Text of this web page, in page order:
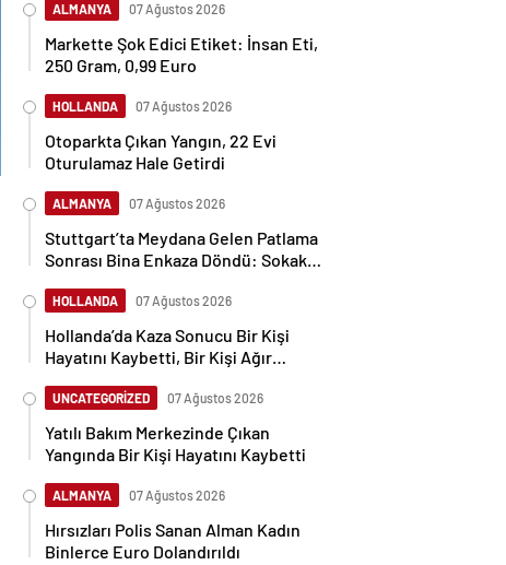
ALMANYA 07 Ağustos 2026
Markette Şok Edici Etiket: İnsan Eti,
250 Gram, 0,99 Euro
HOLLANDA 07 Ağustos 2026
Otoparkta Çıkan Yangın, 22 Evi
Oturulamaz Hale Getirdi
ALMANYA 07 Ağustos 2026
Stuttgart’ta Meydana Gelen Patlama
Sonrası Bina Enkaza Döndü: Sokak
HOLLANDA 07 Ağustos 2026
Hollanda’da Kaza Sonucu Bir Kişi
Hayatını Kaybetti, Bir Kişi Ağır
UNCATEGORİZED 07 Ağustos 2026
Yatılı Bakım Merkezinde Çıkan
Yangında Bir Kişi Hayatını Kaybetti
ALMANYA 07 Ağustos 2026
Hırsızları Polis Sanan Alman Kadın
Binlerce Euro Dolandırıldı